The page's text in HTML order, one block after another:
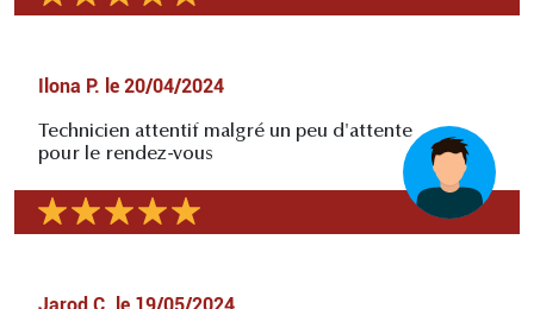
Ilona P. le 20/04/2024
Technicien attentif malgré un peu d'attente
pour le rendez-vous
Jarod C. le 19/05/2024